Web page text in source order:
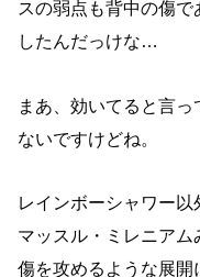
スの弱点も背中の傷
したんだっけな…
まあ、効いてると言
ないですけどね。
レインボーシャワー以
マッスル・ミレニア
傷を攻めるような展開